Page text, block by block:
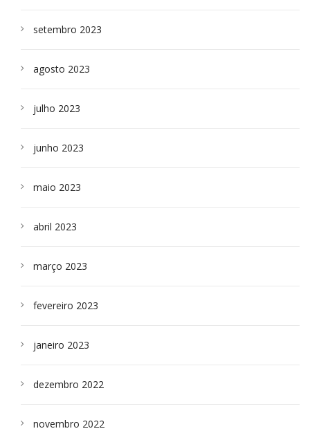
setembro 2023
agosto 2023
julho 2023
junho 2023
maio 2023
abril 2023
março 2023
fevereiro 2023
janeiro 2023
dezembro 2022
novembro 2022